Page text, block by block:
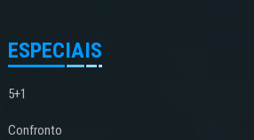
ESPECIAIS
5+1
Confronto